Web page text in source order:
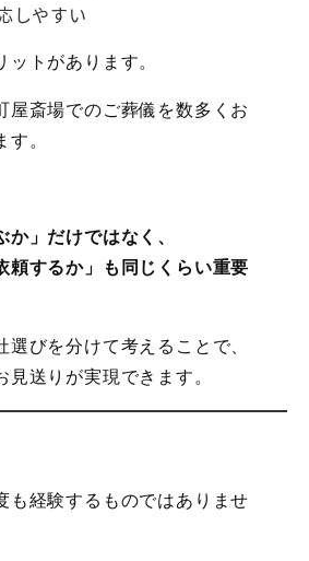
しやすい
ットがあります。
屋斎場でのご葬儀を数多くお
。
か」だけではなく、
頼するか」も同じくらい重要
選びを分けて考えることで、
見送りが実現できます。
も経験するものではありませ